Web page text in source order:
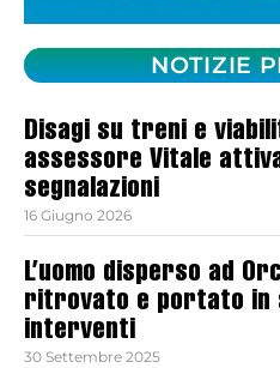
NOTIZIE
Disagi su treni e
assessore Vitale
segnalazioni
16 Giugno 2026
L’uomo disperso ad
ritrovato e portato in
interventi
30 Settembre 2025